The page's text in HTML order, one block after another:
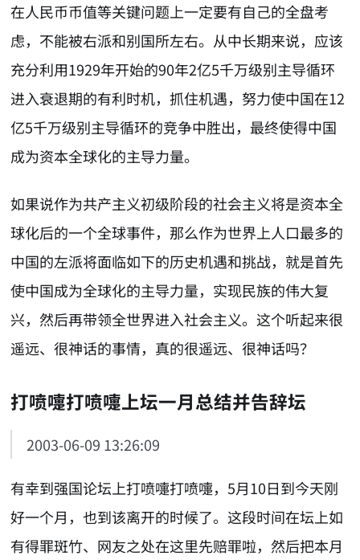
在人民币币值等关键问题上一定要有自己的全盘考
虑，不能被右派和别国所左右。从中长期来说，应该
充分利用1929年开始的90年2亿5千万级别主导循环
进入衰退期的有利时机，抓住机遇，努力使中国在12
亿5千万级别主导循环的竞争中胜出，最终使得中国
成为资本全球化的主导力量。
如果说作为共产主义初级阶段的社会主义将是资本全
球化后的一个全球事件，那么作为世界上人口最多的
中国的左派将面临如下的历史机遇和挑战，就是首先
使中国成为全球化的主导力量，实现民族的伟大复
兴，然后再带领全世界进入社会主义。这个听起来很
遥远、很神话的事情，真的很遥远、很神话吗？
打喷嚏打喷嚏上坛一月总结并告辞坛
2003-06-09 13:26:09
有幸到强国论坛上打喷嚏打喷嚏，5月10日到今天刚
好一个月，也到该离开的时候了。这段时间在坛上如
有得罪斑竹、网友之处在这里先赔罪啦，然后把本月